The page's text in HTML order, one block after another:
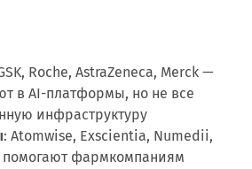
Roche, AstraZeneca, Merck —
в AI-платформы, но не все
инфраструктуру
: Atomwise, Exscientia, Numedii,
фармкомпаниям